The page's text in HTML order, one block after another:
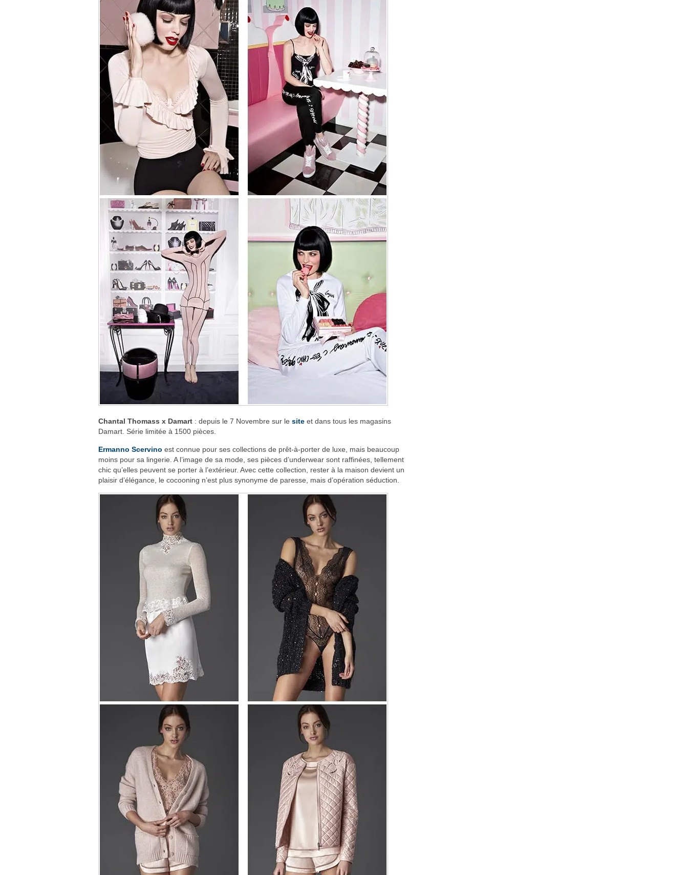
Chantal Thomass x Damart : depuis le 7 Novembre sur le site et dans tous les magasins
Damart. Série limitée à 1500 pièces.
Ermanno Scervino est connue pour ses collections de prêt-à-porter de luxe, mais beaucoup
moins pour sa lingerie. A l’image de sa mode, ses pièces d’underwear sont raffinées, tellement
chic qu’elles peuvent se porter à l’extérieur. Avec cette collection, rester à la maison devient un
plaisir d’élégance, le cocooning n’est plus synonyme de paresse, mais d’opération séduction.